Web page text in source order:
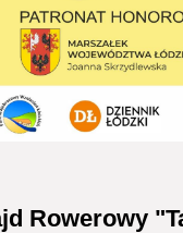
Rowerowy